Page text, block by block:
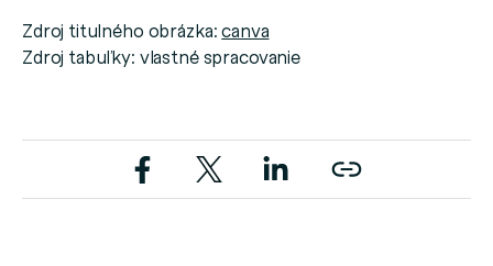
Zdroj titulného obrázka:canva
Zdroj tabuľky: vlastné spracovanie